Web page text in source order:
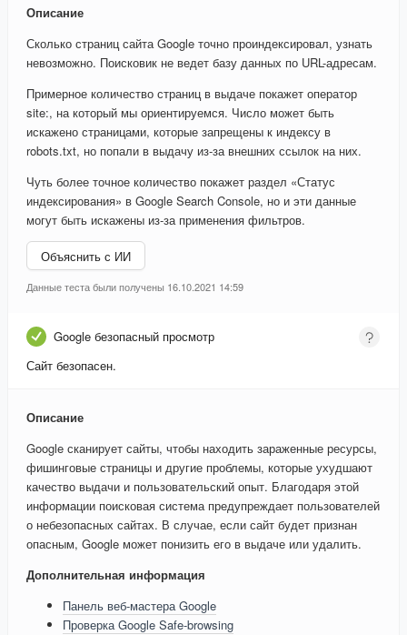
Описание
Сколько страниц сайта Google точно проиндексировал, узнать
невозможно. Поисковик не ведет базу данных по URL-адресам.
Примерное количество страниц в выдаче покажет оператор
site:, на который мы ориентируемся. Число может быть
искажено страницами, которые запрещены к индексу в
robots.txt, но попали в выдачу из-за внешних ссылок на них.
Чуть более точное количество покажет раздел «Статус
индексирования» в Google Search Console, но и эти данные
могут быть искажены из-за применения фильтров.
Объяснить с ИИ
Данные теста были получены 16.10.2021 14:59
Google безопасный просмотр
Сайт безопасен.
Описание
Google сканирует сайты, чтобы находить зараженные ресурсы,
фишинговые страницы и другие проблемы, которые ухудшают
качество выдачи и пользовательский опыт. Благодаря этой
информации поисковая система предупреждает пользователей
о небезопасных сайтах. В случае, если сайт будет признан
опасным, Google может понизить его в выдаче или удалить.
Дополнительная информация
Панель веб-мастера Google
Проверка Google Safe-browsing